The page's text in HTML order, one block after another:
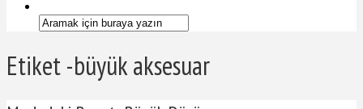
Etiket -büyük aksesuar